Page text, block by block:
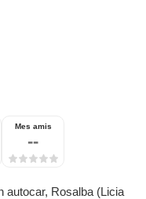
Mes amis
--
autocar, Rosalba (Licia